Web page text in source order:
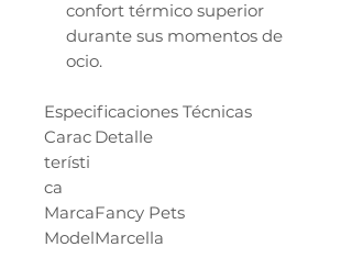
confort térmico superior
durante sus momentos de
ocio.
Especificaciones Técnicas
Carac
terísti
ca
Detalle
MarcaFancy Pets
ModelMarcella